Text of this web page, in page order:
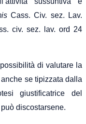
Cass. Civ. sez. Lav.
s. civ. sez. lav. ord 24
di valutare la
se tipizzata dalla
giustificatrice del
discostarsene.